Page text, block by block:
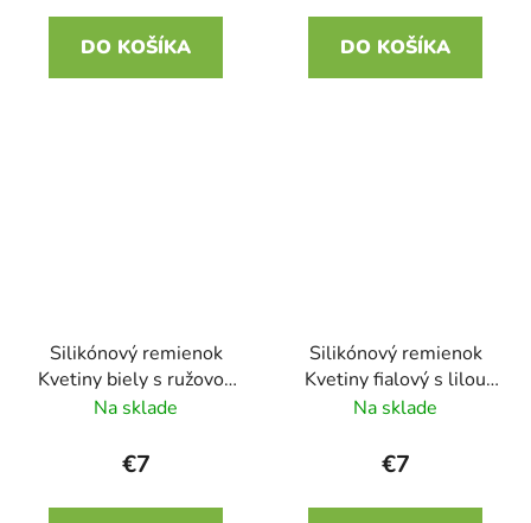
DO KOŠÍKA DO KOŠÍKA
Silikónový remienok
Kvetiny biely s ružovou
22mm
Na sklade
€7
Silikónový remienok
Kvetiny fialový s lilou
22mm
Na sklade
€7